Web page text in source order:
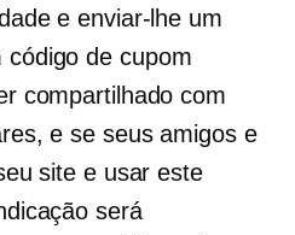
e enviar-lhe um
de cupom
compartilhado com
e se seus amigos e
site e usar este
será